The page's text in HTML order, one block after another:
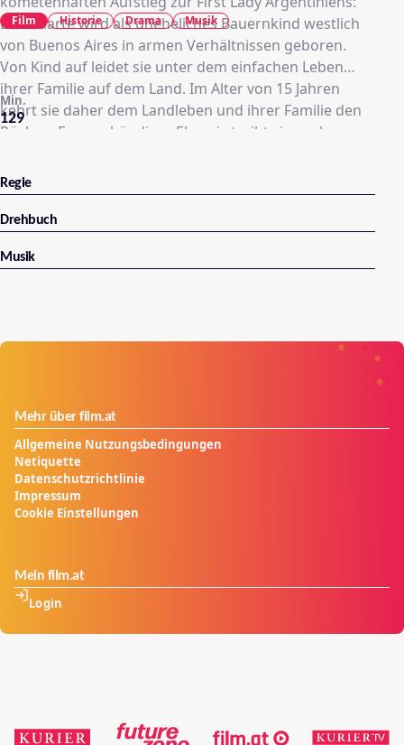
Eva Duarte wird als uneheliches Bauernkind westlich
von Buenos Aires in armen Verhältnissen geboren.
Von Kind auf leidet sie unter dem einfachen Leben
ihrer Familie auf dem Land. Im Alter von 15 Jahren
kehrt sie daher dem Landleben und ihrer Familie den
Rücken. Evas unbändiger Ehrgeiz treibt sie nach
erfüllen. Sie will unbedingt berühmt werden und
kämpft sich in der Großstadt durch: Evita spricht für
Rollen vor, singt und modelt. Schon nach kurzer Zeit ist
Abends besucht sie die angesagtesten Clubs, um
Wohltätigkeitsveranstaltung lernt sie den
129
Min.
Film Historie Drama Musik
Regie
Drehbuch
Musik
Mehr über film.at
Allgemeine Nutzungsbedingungen
Netiquette
Datenschutzrichtlinie
Impressum
Cookie Einstellungen
Mein film.at
Login